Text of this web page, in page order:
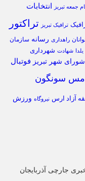
جمعه تبریز انتخابات
ترافیک تبریز تراکتور
راهداری رسانه سازمان
شهادت شهرداری
شورای شهر تبریز فوتبال
مس سونگون
آزاد ارس نیروگاه ورزش
جارچی آذربایجان